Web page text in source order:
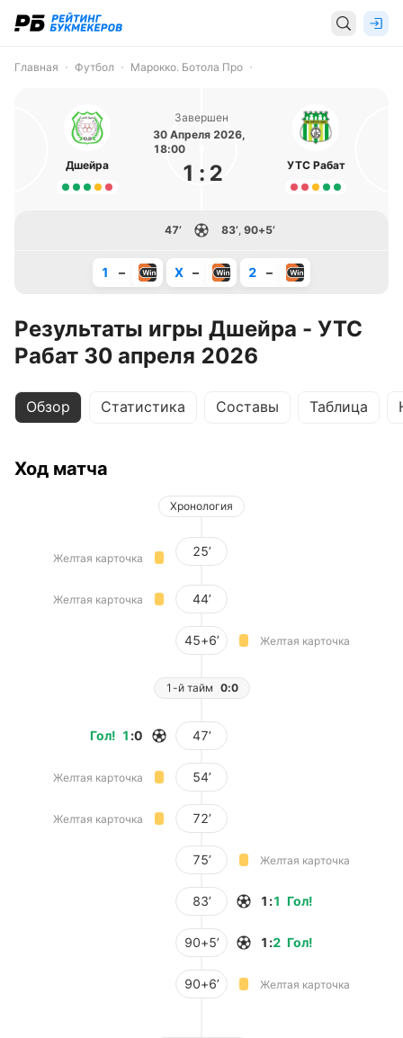
Главная Футбол Марокко. Ботола Про
Дшейра
Завершен
30 Апреля 2026,
18:00
1 : 2 УТС Рабат
47’ 83’, 90+5’
1 – X – 2 –
Результаты игры Дшейра - УТС
Рабат 30 апреля 2026
Обзор Статистика Составы Таблица
Ход матча
Хронология
Желтая карточка 25’
Желтая карточка 44’
45+6’ Желтая карточка
1-й тайм 0:0
Гол! 1 :0 47’
Желтая карточка 54’
Желтая карточка 72’
75’ Желтая карточка
83’ Гол!
1 :1
90+5’ Гол!
1 :2
90+6’ Желтая карточка